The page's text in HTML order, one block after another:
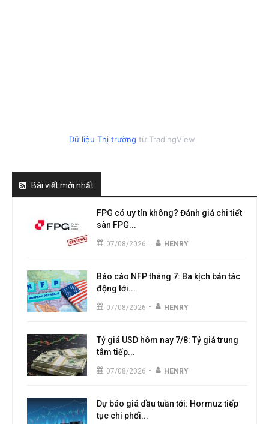
Dữ liệu Thị trường từ TradingView
Bài viết mới nhất
FPG có uy tín không? Đánh giá chi tiết
sàn FPG...
07/08/2026 - HENRY
Báo cáo NFP tháng 7: Ba kịch bản tác
động tới...
07/08/2026 - HENRY
Tỷ giá USD hôm nay 7/8: Tỷ giá trung
tâm tiếp...
07/08/2026 - HENRY
Dự báo giá dầu tuần tới: Hormuz tiếp
tục chi phối...